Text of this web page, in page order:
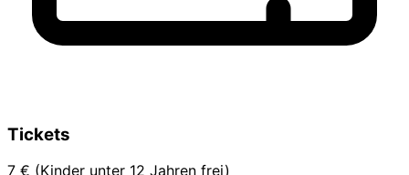
Tickets
7 € (Kinder unter 12 Jahren frei)